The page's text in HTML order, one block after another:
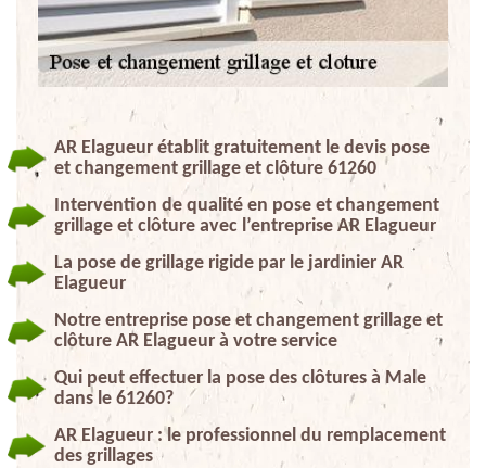
AR Elagueur établit gratuitement le devis pose
et changement grillage et clôture 61260
Intervention de qualité en pose et changement
grillage et clôture avec l’entreprise AR Elagueur
La pose de grillage rigide par le jardinier AR
Elagueur
Notre entreprise pose et changement grillage et
clôture AR Elagueur à votre service
Qui peut effectuer la pose des clôtures à Male
dans le 61260?
AR Elagueur : le professionnel du remplacement
des grillages